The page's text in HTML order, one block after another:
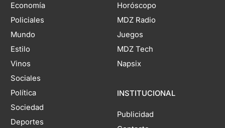
Economía
Policiales
Mundo
Estilo
Vinos
Sociales
Política
Sociedad
Deportes
Horóscopo
MDZ Radio
Juegos
MDZ Tech
Napsix
INSTITUCIONAL
Publicidad